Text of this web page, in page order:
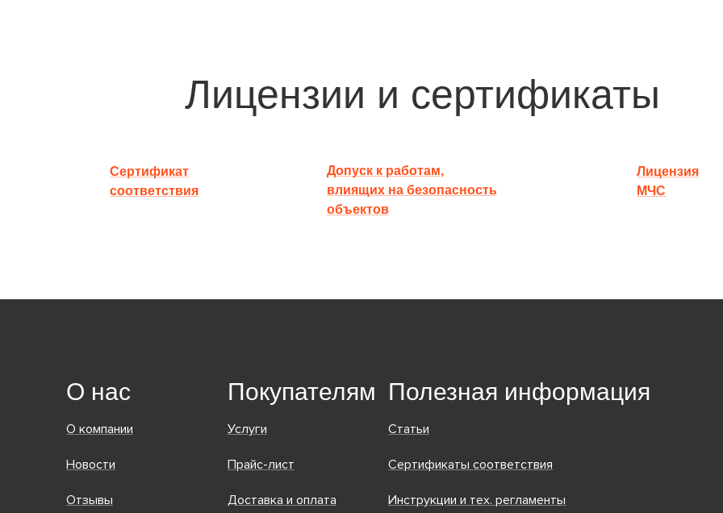
Лицензии и сертификаты
Сертификат
соответствия
Допуск к работам,
влиящих на безопасность
объектов
Лицензия
МЧС
О нас
О компании
Новости
Отзывы
Покупателям
Услуги
Прайс-лист
Доставка и оплата
Полезная информация
Статьи
Сертификаты соответствия
Инструкции и тех. регламенты